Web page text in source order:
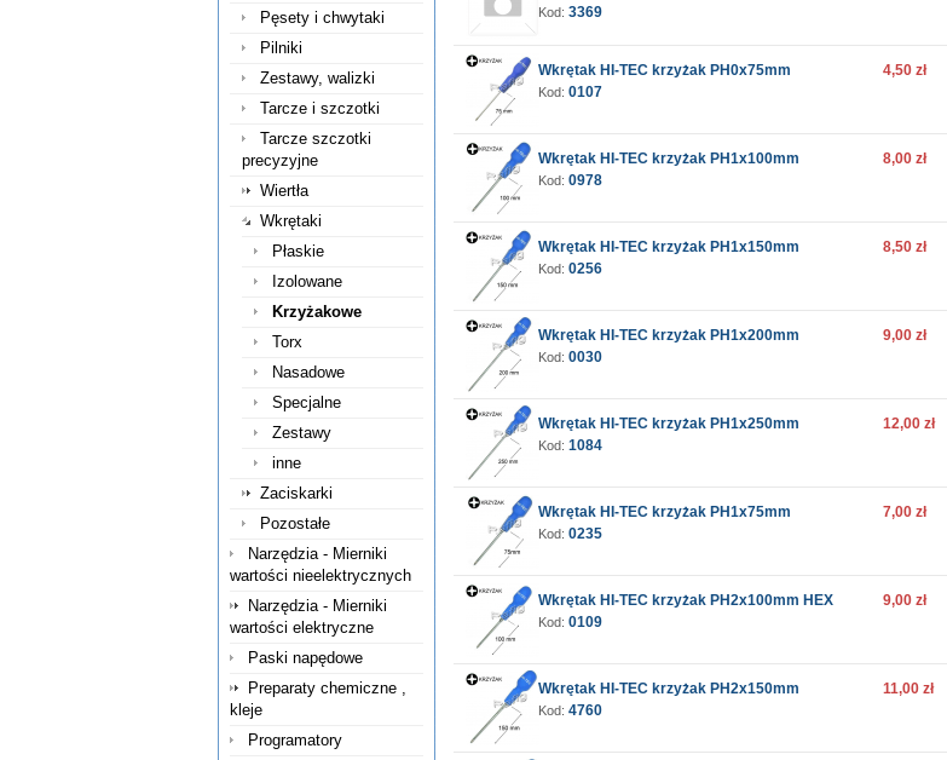
Pęsety i chwytaki
Pilniki
Zestawy, walizki
Tarcze i szczotki
Tarcze szczotki
precyzyjne
Wiertła
Wkrętaki
Płaskie
Izolowane
Krzyżakowe
Torx
Nasadowe
Specjalne
Zestawy
inne
Zaciskarki
Pozostałe
Narzędzia - Mierniki
wartości nieelektrycznych
Narzędzia - Mierniki
wartości elektryczne
Paski napędowe
Preparaty chemiczne ,
kleje
Programatory
Kod: 3369
Wkrętak HI-TEC krzyżak PH0x75mm
Kod: 0107
4,50 zł
Wkrętak HI-TEC krzyżak PH1x100mm
Kod: 0978
8,00 zł
Wkrętak HI-TEC krzyżak PH1x150mm
Kod: 0256
8,50 zł
Wkrętak HI-TEC krzyżak PH1x200mm
Kod: 0030
9,00 zł
Wkrętak HI-TEC krzyżak PH1x250mm
Kod: 1084
12,00 zł
Wkrętak HI-TEC krzyżak PH1x75mm
Kod: 0235
7,00 zł
Wkrętak HI-TEC krzyżak PH2x100mm HEX
Kod: 0109
9,00 zł
Wkrętak HI-TEC krzyżak PH2x150mm
Kod: 4760
11,00 zł